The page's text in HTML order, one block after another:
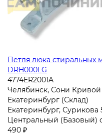
Петля люка стиральных
DRH000LG
4774ER2001A
Челябинск, Сони Кривой
Екатеринбург (Склад)
Екатеринбург, Сурикова
Центральный (Базовый)
490 ₽